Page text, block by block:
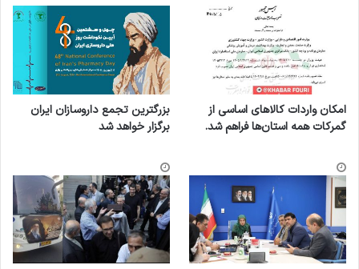
امکان واردات کالاهای اساسی از
گمرکات همه استان‌ها فراهم شد.
بزرگترین تجمع داروسازان ایران
برگزار خواهد شد